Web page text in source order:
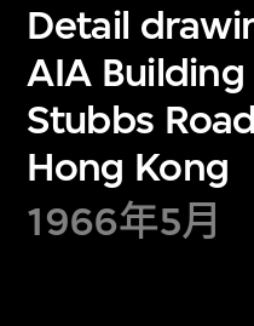
Detail
AIA
Stubbs
Hong Kong
1966年5月